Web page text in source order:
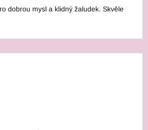
dobrou mysl a klidný žaludek. Skvěle